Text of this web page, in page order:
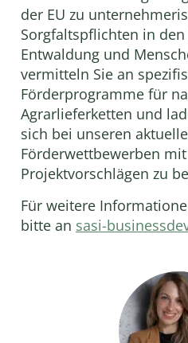
der EU zu
Sorgfaltspflichten in
Entwaldung und
vermitteln Sie an
Förderprogramme für
Agrarlieferketten und
sich bei unseren
Förderwettbewerben
Projektvorschlägen zu
Für weitere
bitte an sasi-